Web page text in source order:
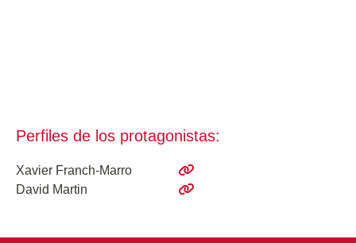
Perfiles de los protagonistas:
Xavier Franch-Marro
David Martin